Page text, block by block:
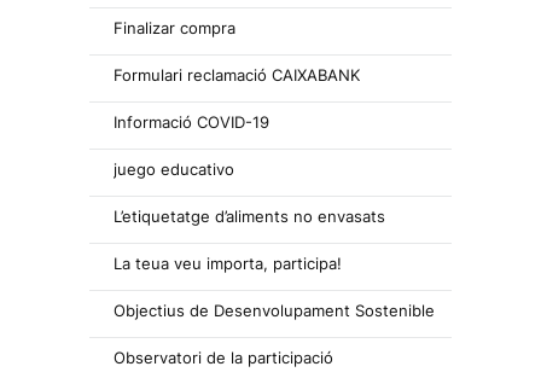
Finalizar compra
Formulari reclamació CAIXABANK
Informació COVID-19
juego educativo
L’etiquetatge d’aliments no envasats
La teua veu importa, participa!
Objectius de Desenvolupament Sostenible
Observatori de la participació